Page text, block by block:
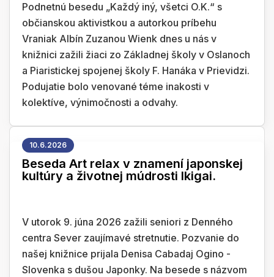
Podnetnú besedu „Každý iný, všetci O.K.“ s
občianskou aktivistkou a autorkou príbehu
Vraniak Albín Zuzanou Wienk dnes u nás v
knižnici zažili žiaci zo Základnej školy v Oslanoch
a Piaristickej spojenej školy F. Hanáka v Prievidzi.
Podujatie bolo venované téme inakosti v
kolektíve, výnimočnosti a odvahy.
10.6.2026
Beseda Art relax v znamení japonskej
kultúry a životnej múdrosti Ikigai.
V utorok 9. júna 2026 zažili seniori z Denného
centra Sever zaujímavé stretnutie. Pozvanie do
našej knižnice prijala Denisa Cabadaj Ogino -
Slovenka s dušou Japonky. Na besede s názvom